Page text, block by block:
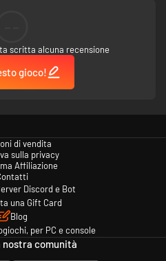
scritta alcuna recensione
gioco!
di vendita
sulla privacy
Affiliazione
Discord e Bot
una Gift Card
Blog
per PC e console
comunità